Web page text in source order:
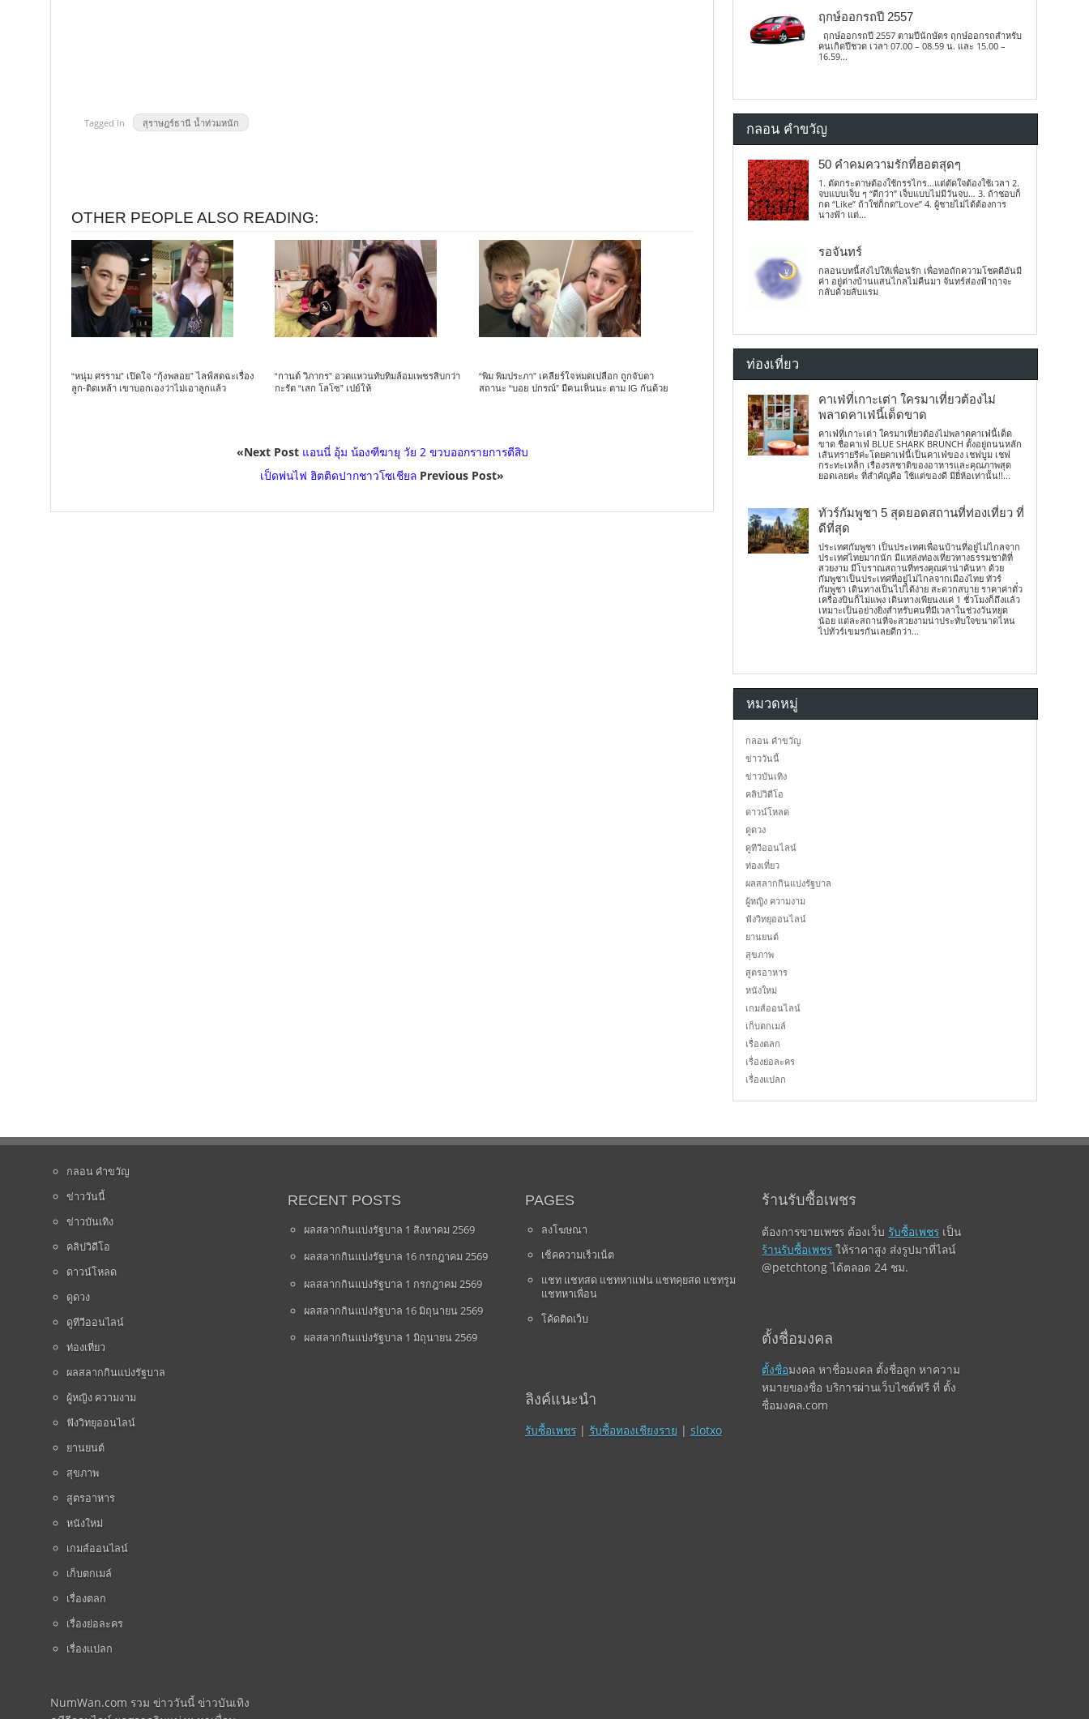
Tagged in สุราษฎร์ธานี น้ำท่วมหนัก
OTHER PEOPLE ALSO READING:
“หนุ่ม ศรราม” เปิดใจ “กุ้งพลอย” ไลฟ์สดฉะเรื่อง
ลูก-ติดเหล้า เขาบอกเองว่าไม่เอาลูกแล้ว
“กานต์ วิภากร” อวดแหวนทับทิมล้อมเพชรสิบกว่า
กะรัต “เสก โลโซ” เปย์ให้
“พิม พิมประภา” เคลียร์ใจหมดเปลือก ถูกจับตา
สถานะ “บอย ปกรณ์” มีคนเห็นนะ ตาม IG กันด้วย
«Next Post แอนนี่ อุ้ม น้องฑีฆายุ วัย 2 ขวบออกรายการตีสิบ
เป็ดพ่นไฟ ฮิตติดปากชาวโซเชียล Previous Post»
ฤกษ์ออกรถปี 2557
ฤกษ์ออกรถปี 2557 ตามปีนักษัตร ฤกษ์ออกรถสำหรับ
คนเกิดปีชวด เวลา 07.00 – 08.59 น. และ 15.00 –
16.59...
กลอน คำขวัญ
50 คำคมความรักที่ฮอตสุดๆ
1. ตัดกระดาษต้องใช้กรรไกร…แต่ตัดใจต้องใช้เวลา 2.
จบแบบเจ็บ ๆ “ดีกว่า” เจ็บแบบไม่มีวันจบ… 3. ถ้าชอบก็
กด “Like” ถ้าใช่ก็กด”Love” 4. ผู้ชายไม่ได้ต้องการ
นางฟ้า แต่...
รอจันทร์
กลอนบทนี้ส่งไปให้เพื่อนรัก เพื่อทอถักความโชคดีอันมี
ค่า อยู่ต่างบ้านแสนไกลไม่คืนมา จันทร์ส่องฟ้าฤาจะ
กลับด้วยลับแรม
ท่องเที่ยว
คาเฟ่ที่เกาะเต่า ใครมาเที่ยวต้องไม่
พลาดคาเฟ่นี้เด็ดขาด
คาเฟ่ที่เกาะเต่า ใครมาเที่ยวต้องไม่พลาดคาเฟ่นี้เด็ด
ขาด ชื่อคาเฟ่ BLUE SHARK BRUNCH ตั้งอยู่ถนนหลัก
เส้นทรายรีค่ะโดยคาเฟ่นี้เป็นคาเฟ่ของ เชฟบูม เชฟ
กระทะเหล็ก เรื่องรสชาติของอาหารและคุณภาพสุด
ยอดเลยค่ะ ที่สำคัญคือ ใช้แต่ของดี มียี่ห้อเท่านั้น!!...
ทัวร์กัมพูชา 5 สุดยอดสถานที่ท่องเที่ยว ที่
ดีที่สุด
ประเทศกัมพูชา เป็นประเทศเพื่อนบ้านที่อยู่ไม่ไกลจาก
ประเทศไทยมากนัก มีแหล่งท่องเที่ยวทางธรรมชาติที่
สวยงาม มีโบราณสถานที่ทรงคุณค่าน่าค้นหา ด้วย
กัมพูชาเป็นประเทศที่อยู่ไม่ไกลจากเมืองไทย ทัวร์
กัมพูชา เดินทางเป็นไปได้ง่าย สะดวกสบาย ราคาค่าตั๋ว
เครื่องบินก็ไม่แพง เดินทางเพียนงแค่ 1 ชั่วโมงก็ถึงแล้ว
เหมาะเป็นอย่างยิ่งสำหรับคนที่มีเวลาในช่วงวันหยุด
น้อย แต่ละสถานที่จะสวยงามน่าประทับใจขนาดไหน
ไปทัวร์เขมรกันเลยดีกว่า...
หมวดหมู่
กลอน คำขวัญ
ข่าววันนี้
ข่าวบันเทิง
คลิปวิดีโอ
ดาวน์โหลด
ดูดวง
ดูทีวีออนไลน์
ท่องเที่ยว
ผลสลากกินแบ่งรัฐบาล
ผู้หญิง ความงาม
ฟังวิทยุออนไลน์
ยานยนต์
สุขภาพ
สูตรอาหาร
หนังใหม่
เกมส์ออนไลน์
เก็บตกเมล์
เรื่องตลก
เรื่องย่อละคร
เรื่องแปลก
กลอน คำขวัญ
ข่าววันนี้
ข่าวบันเทิง
คลิปวิดีโอ
ดาวน์โหลด
ดูดวง
ดูทีวีออนไลน์
ท่องเที่ยว
ผลสลากกินแบ่งรัฐบาล
ผู้หญิง ความงาม
ฟังวิทยุออนไลน์
ยานยนต์
สุขภาพ
สูตรอาหาร
หนังใหม่
เกมส์ออนไลน์
เก็บตกเมล์
เรื่องตลก
เรื่องย่อละคร
เรื่องแปลก
NumWan.com รวม ข่าววันนี้ ข่าวบันเทิง
RECENT POSTS
ผลสลากกินแบ่งรัฐบาล 1 สิงหาคม 2569
ผลสลากกินแบ่งรัฐบาล 16 กรกฎาคม 2569
ผลสลากกินแบ่งรัฐบาล 1 กรกฎาคม 2569
ผลสลากกินแบ่งรัฐบาล 16 มิถุนายน 2569
ผลสลากกินแบ่งรัฐบาล 1 มิถุนายน 2569
PAGES
ลงโฆษณา
เช็คความเร็วเน็ต
แชท แชทสด แชทหาแฟน แชทคุยสด แชทรูม
แชทหาเพื่อน
โค้ดติดเว็บ
ลิงค์แนะนำ
รับซื้อเพชร| รับซื้อทองเชียงราย | slotxo
ร้านรับซื้อเพชร
ต้องการขายเพชร ต้องเว็บ รับซื้อเพชร เป็น
ร้านรับซื้อเพชร ให้ราคาสูง ส่งรูปมาที่ไลน์
@petchtong ได้ตลอด 24 ชม.
ตั้งชื่อมงคล
ตั้งชื่อมงคล หาชื่อมงคล ตั้งชื่อลูก หาความ
หมายของชื่อ บริการผ่านเว็บไซต์ฟรี ที่ ตั้ง
ชื่อมงคล.com